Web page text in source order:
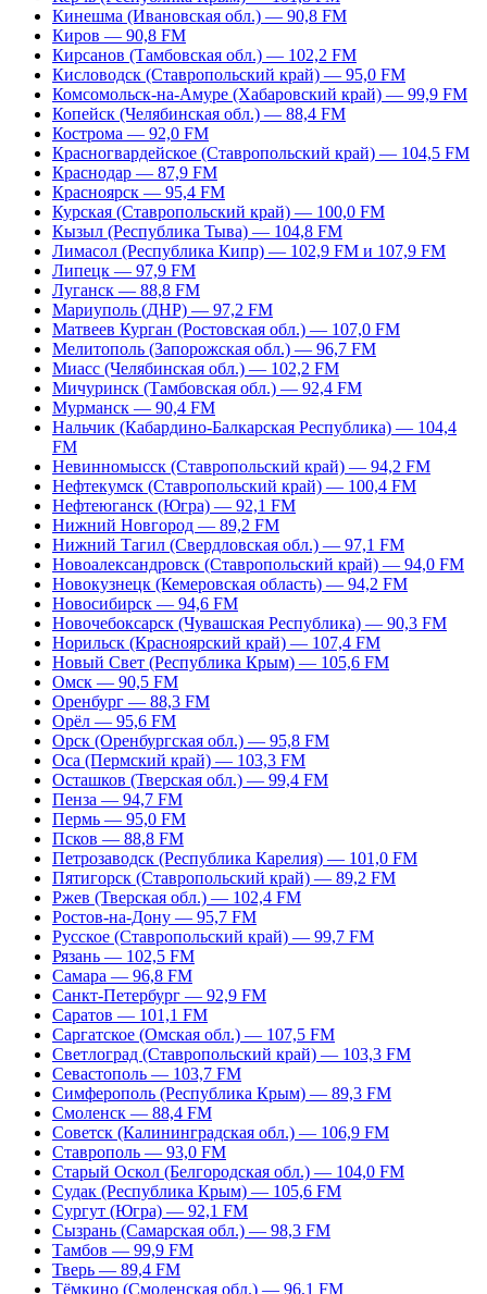
Кинешма (Ивановская обл.) — 90,8 FM
Киров — 90,8 FM
Кирсанов (Тамбовская обл.) — 102,2 FM
Кисловодск (Ставропольский край) — 95,0 FM
Комсомольск-на-Амуре (Хабаровский край) — 99,9 FM
Копейск (Челябинская обл.) — 88,4 FM
Кострома — 92,0 FM
Красногвардейское (Ставропольский край) — 104,5 FM
Краснодар — 87,9 FM
Красноярск — 95,4 FM
Курская (Ставропольский край) — 100,0 FM
Кызыл (Республика Тыва) — 104,8 FM
Лимасол (Республика Кипр) — 102,9 FM и 107,9 FM
Липецк — 97,9 FM
Луганск — 88,8 FM
Мариуполь (ДНР) — 97,2 FM
Матвеев Курган (Ростовская обл.) — 107,0 FM
Мелитополь (Запорожская обл.) — 96,7 FM
Миасс (Челябинская обл.) — 102,2 FM
Мичуринск (Тамбовская обл.) — 92,4 FM
Мурманск — 90,4 FM
Нальчик (Кабардино-Балкарская Республика) — 104,4
FM
Невинномысск (Ставропольский край) — 94,2 FM
Нефтекумск (Ставропольский край) — 100,4 FM
Нефтеюганск (Югра) — 92,1 FM
Нижний Новгород — 89,2 FM
Нижний Тагил (Свердловская обл.) — 97,1 FM
Новоалександровск (Ставропольский край) — 94,0 FM
Новокузнецк (Кемеровская область) — 94,2 FM
Новосибирск — 94,6 FM
Новочебоксарск (Чувашская Республика) — 90,3 FM
Норильск (Красноярский край) — 107,4 FM
Новый Свет (Республика Крым) — 105,6 FM
Омск — 90,5 FM
Оренбург — 88,3 FM
Орёл — 95,6 FM
Орск (Оренбургская обл.) — 95,8 FM
Оса (Пермский край) — 103,3 FM
Осташков (Тверская обл.) — 99,4 FM
Пенза — 94,7 FM
Пермь — 95,0 FM
Псков — 88,8 FM
Петрозаводск (Республика Карелия) — 101,0 FM
Пятигорск (Ставропольский край) — 89,2 FM
Ржев (Тверская обл.) — 102,4 FM
Ростов-на-Дону — 95,7 FM
Русское (Ставропольский край) — 99,7 FM
Рязань — 102,5 FM
Самара — 96,8 FM
Санкт-Петербург — 92,9 FM
Саратов — 101,1 FM
Саргатское (Омская обл.) — 107,5 FM
Светлоград (Ставропольский край) — 103,3 FM
Севастополь — 103,7 FM
Симферополь (Республика Крым) — 89,3 FM
Смоленск — 88,4 FM
Советск (Калининградская обл.) — 106,9 FM
Ставрополь — 93,0 FM
Старый Оскол (Белгородская обл.) — 104,0 FM
Судак (Республика Крым) — 105,6 FM
Сургут (Югра) — 92,1 FM
Сызрань (Самарская обл.) — 98,3 FM
Тамбов — 99,9 FM
Тверь — 89,4 FM
Тёмкино (Смоленская обл.) — 96,1 FM